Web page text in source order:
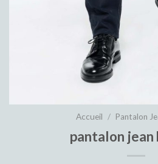
Accueil / Pantalon
pantalon jean